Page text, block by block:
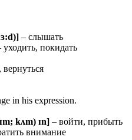
– слышать
уходить, покидать
вернуться
in his expression.
kʌm) ɪn] – войти, прибыть
внимание